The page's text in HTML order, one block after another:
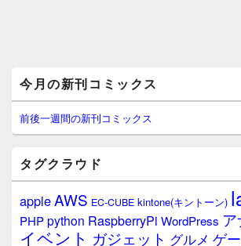
イ
ン
サ
イ
ウ
ィ
ジ
ェ
今月の新刊コミックス
前後一週間の新刊コミックス
タグクラウド
appleAWS EC-CUBE kintone(キントーン)
PHPpython RaspberryPi WordPress
イベント ガジェット グルメ ゲ